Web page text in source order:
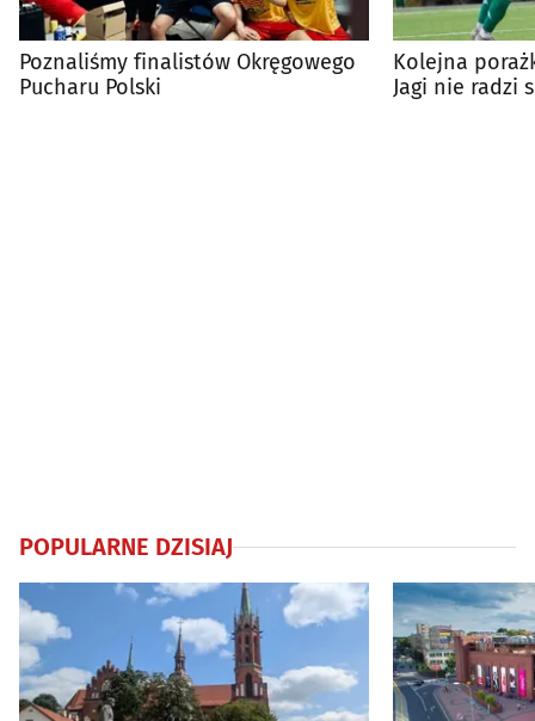
Poznaliśmy finalistów Okręgowego
Pucharu Polski
Kolejna
Jagi nie radzi
POPULARNE DZISIAJ